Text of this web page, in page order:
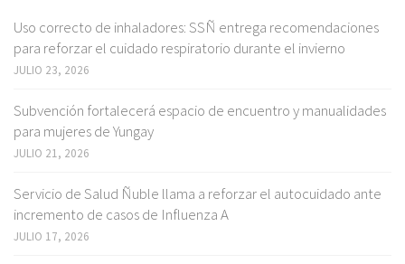
Uso correcto de inhaladores: SSÑ entrega recomendaciones
para reforzar el cuidado respiratorio durante el invierno
JULIO 23, 2026
Subvención fortalecerá espacio de encuentro y manualidades
para mujeres de Yungay
JULIO 21, 2026
Servicio de Salud Ñuble llama a reforzar el autocuidado ante
incremento de casos de Influenza A
JULIO 17, 2026